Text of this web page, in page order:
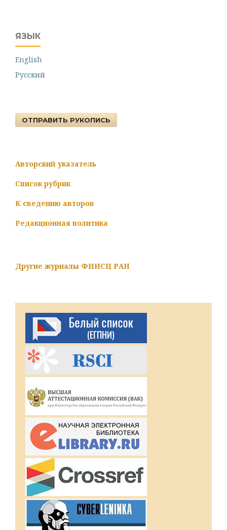
ЯЗЫК
English
Русский
ОТПРАВИТЬ РУКОПИСЬ
Авторский указатель
Список рубрик
К сведению авторов
Редакционная политика
Другие журналы ФНИСЦ РАН